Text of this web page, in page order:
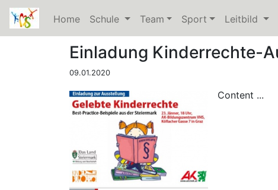
Home Schule (current)
Team Sport Leitbild
Einladung Kinderrechte-
09.01.2020
Content ...